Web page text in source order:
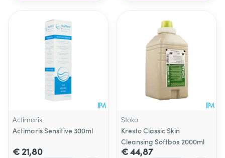
Actimaris
Actimaris Sensitive 300ml
€ 21,80
Stoko
Kresto Classic Skin
Cleansing Softbox 2000ml
€ 44,87